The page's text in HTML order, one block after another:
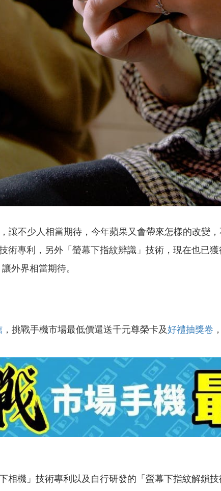
讓不少人相當期待，今年蘋果又會帶來怎樣的改變
術專利，另外「螢幕下指紋辨識」技術，現在也已
外界相當期待。
，挑戰手機市場最低價還送千元尊榮卡及好禮抽獎卷
相機」技術專利以及自行研發的「螢幕下指紋解鎖